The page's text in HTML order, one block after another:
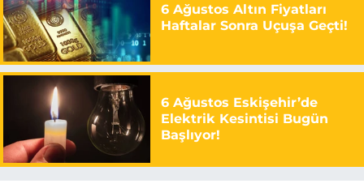
6 Ağustos Altın Fiyatları
Haftalar Sonra Uçuşa Geçti!
6 Ağustos Eskişehir’de
Elektrik Kesintisi Bugün
Başlıyor!